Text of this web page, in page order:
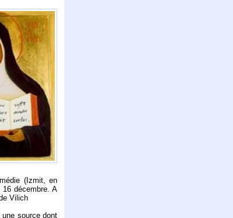
(Izmit, en
décembre. A
Vilich
source dont